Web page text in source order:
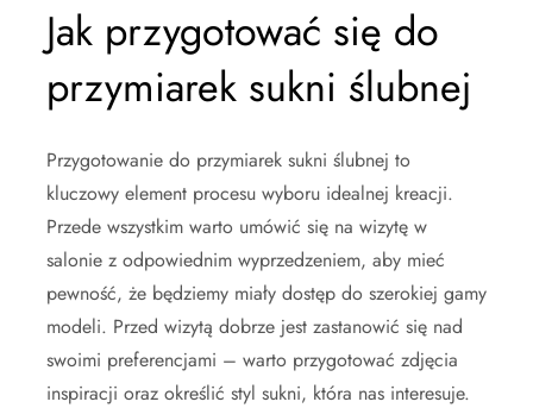
Jak przygotować się do
przymiarek sukni ślubnej
Przygotowanie do przymiarek sukni ślubnej to
kluczowy element procesu wyboru idealnej kreacji.
Przede wszystkim warto umówić się na wizytę w
salonie z odpowiednim wyprzedzeniem, aby mieć
pewność, że będziemy miały dostęp do szerokiej gamy
modeli. Przed wizytą dobrze jest zastanowić się nad
swoimi preferencjami – warto przygotować zdjęcia
inspiracji oraz określić styl sukni, która nas interesuje.